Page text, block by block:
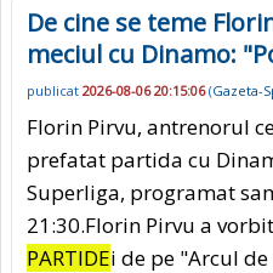
De cine se teme
meciul cu Dinamo:
publicat 2026-08-06 20:15:06(Gazeta-
Florin Pirvu, antrenorul
prefatat partida cu
Superliga, programat
21:30.Florin Pirvu a
PARTIDEi de pe "Arcul